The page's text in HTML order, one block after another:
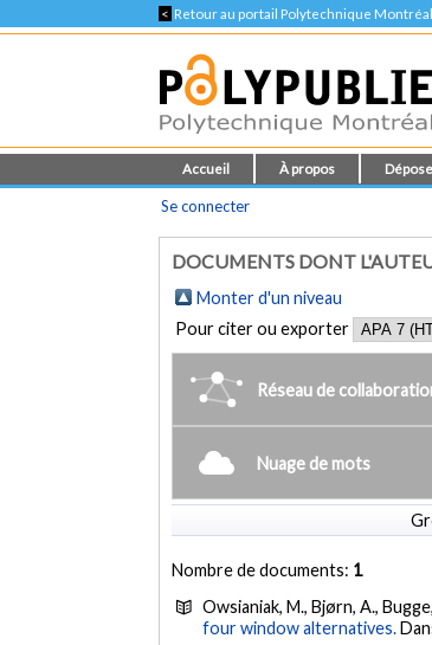
< Retour au portail Polytechnique Montréal
Accueil À propos
Se connecter
DOCUMENTS DONT
Monter d'un niveau
Pour citer ou exporter
Réseau de
Nuage de mots
Nombre de documents: 1
Owsianiak, M., Bjørn, A.,
four window alternatives.